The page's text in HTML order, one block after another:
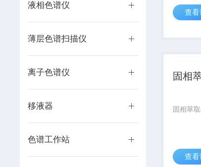
液相色谱仪
薄层色谱扫描仪
离子色谱仪
移液器
色谱工作站
厂商之
著名的
查
固相
固相萃
查